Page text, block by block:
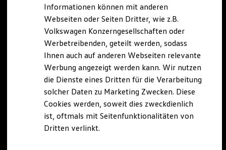
Lifestyle Shop
T-Roc Kollektion
Golf Kollektion
ID. Kollektion
Volkswagen Kollektion
R-Kollektion
GTI Kollektion
Fußball Drop
we drive football
#wedriveproud
Besitzer und Service
Software Updates
Service und Ersatzteile
Informationen können mit anderen
Webseiten oder Seiten Dritter, wie z.B.
Volkswagen Konzerngesellschaften oder
Werbetreibenden, geteilt werden, sodass
Ihnen auch auf anderen Webseiten relevante
Werbung angezeigt werden kann. Wir nutzen
die Dienste eines Dritten für die Verarbeitung
solcher Daten zu Marketing Zwecken. Diese
Cookies werden, soweit dies zweckdienlich
ist, oftmals mit Seitenfunktionalitäten von
Dritten verlinkt.